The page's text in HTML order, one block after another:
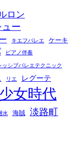
ロン
ー
キエフバレエ ケーキ
ピアノ伴奏
ッシブバレエテクニック
リエ レグーテ
少女時代
水 海賊 淡路町